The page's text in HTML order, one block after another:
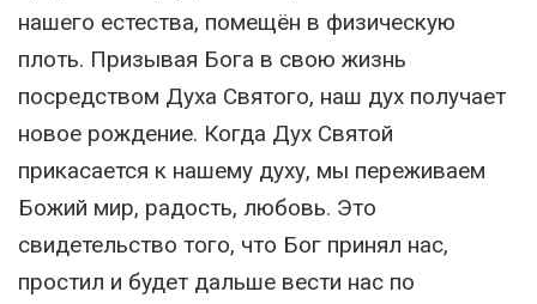
нашего естества, помещён в физическую
плоть. Призывая Бога в свою жизнь
посредством Духа Святого, наш дух получает
новое рождение. Когда Дух Святой
прикасается к нашему духу, мы переживаем
Божий мир, радость, любовь. Это
свидетельство того, что Бог принял нас,
простил и будет дальше вести нас по